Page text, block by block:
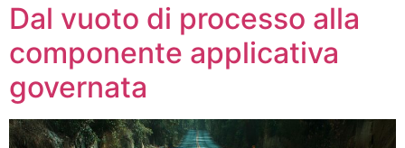
Dal vuoto di processo alla
componente applicativa
governata